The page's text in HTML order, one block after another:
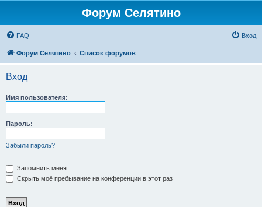
Форум Селятино
FAQ Вход
Форум Селятино Список форумов
Вход
Имя пользователя:
Пароль:
Забыли пароль?
Запомнить меня
Скрыть моё пребывание на конференции в этот раз